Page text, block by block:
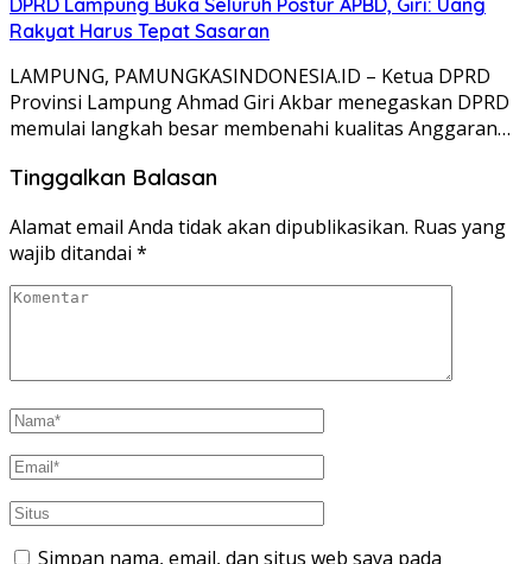
Rakyat Harus Tepat Sasaran
LAMPUNG, PAMUNGKASINDONESIA.ID – Ketua DPRD
Provinsi Lampung Ahmad Giri Akbar menegaskan DPRD
memulai langkah besar membenahi kualitas Anggaran…
Tinggalkan Balasan
Alamat email Anda tidak akan dipublikasikan. Ruas yang
wajib ditandai *
Simpan nama, email, dan situs web saya pada